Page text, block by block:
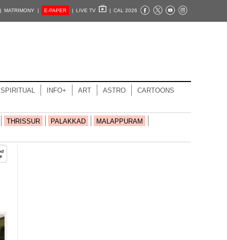
MATRIMONY | E-PAPER | LIVE TV | CAL 2026
SPIRITUAL INFO+ ART ASTRO CARTOONS
THRISSUR PALAKKAD MALAPPURAM